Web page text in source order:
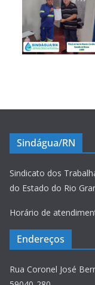
Sindágua/RN
Sindicato dos
do Estado do Rio
Horário de
Endereços
Rua Coronel José